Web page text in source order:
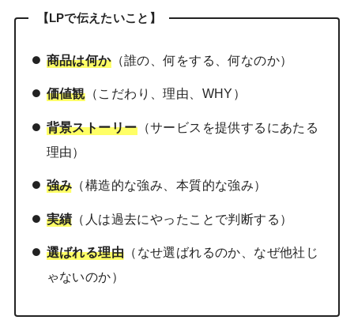
【LPで伝えたいこと】
商品は何か（誰の、何をする、何なのか）
価値観（こだわり、理由、WHY）
背景ストーリー（サービスを提供するにあたる
理由）
強み （構造的な強み、本質的な強み）
実績 （人は過去にやったことで判断する）
選ばれる理由 （なせ選ばれるのか、なぜ他社じ
ゃないのか）